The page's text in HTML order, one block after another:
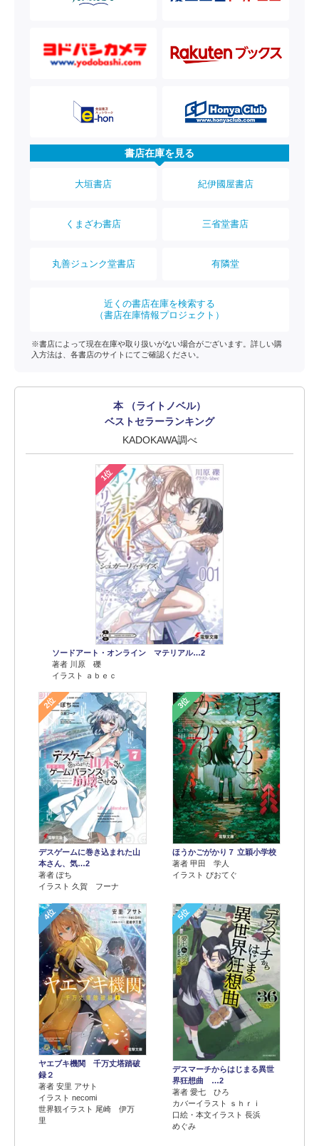
書店在庫を見る
大垣書店 紀伊國屋書店
くまざわ書店 三省堂書店
丸善ジュンク堂書店 有隣堂
近くの書店在庫を検索する
（書店在庫情報プロジェクト）
※書店によって現在在庫や取り扱いがない場合がございます。詳しい購
入方法は、各書店のサイトにてご確認ください。
本 （ライトノベル）
ベストセラーランキング
KADOKAWA調べ
1位
ソードアート・オンライン マテリアル…2
著者 川原 礫
イラスト ａｂｅｃ
2位
デスゲームに巻き込まれた山
本さん、気…2
著者 ぽち
イラスト 久賀 フーナ
3位
ほうかごがかり７ 立穎小学校
著者 甲田 学人
イラスト ぴおてぐ
4位
ヤエブキ機関 千万丈塔踏破
録２
著者 安里 アサト
イラスト necomi
世界観イラスト 尾崎 伊万
里
5位
デスマーチからはじまる異世
界狂想曲 …2
著者 愛七 ひろ
カバーイラスト ｓｈｒｉ
口絵・本文イラスト 長浜
めぐみ